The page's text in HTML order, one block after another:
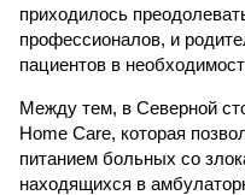
приходилось
профессионалов, и
пациентов в
Между тем, в Северной
Home Care, которая
питанием больных со
находящихся в